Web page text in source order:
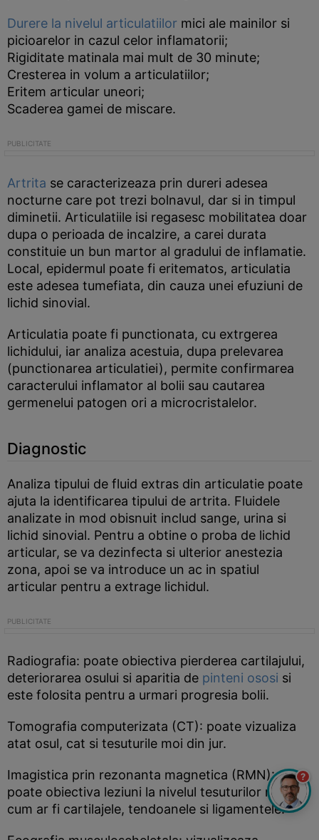
Durere la nivelul articulatiilor mici ale mainilor si
picioarelor in cazul celor inflamatorii;
Rigiditate matinala mai mult de 30 minute;
Cresterea in volum a articulatiilor;
Eritem articular uneori;
Scaderea gamei de miscare.
Artrita se caracterizeaza prin dureri adesea
nocturne care pot trezi bolnavul, dar si in timpul
diminetii. Articulatiile isi regasesc mobilitatea doar
dupa o perioada de incalzire, a carei durata
constituie un bun martor al gradului de inflamatie.
Local, epidermul poate fi eritematos, articulatia
este adesea tumefiata, din cauza unei efuziuni de
lichid sinovial.
Articulatia poate fi punctionata, cu extrgerea
lichidului, iar analiza acestuia, dupa prelevarea
(punctionarea articulatiei), permite confirmarea
caracterului inflamator al bolii sau cautarea
germenelui patogen ori a microcristalelor.
Diagnostic
Analiza tipului de fluid extras din articulatie poate
ajuta la identificarea tipului de artrita. Fluidele
analizate in mod obisnuit includ sange, urina si
lichid sinovial. Pentru a obtine o proba de lichid
articular, se va dezinfecta si ulterior anestezia
zona, apoi se va introduce un ac in spatiul
articular pentru a extrage lichidul.
Radiografia: poate obiectiva pierderea cartilajului,
deteriorarea osului si aparitia de pinteni ososi si
este folosita pentru a urmari progresia bolii.
Tomografia computerizata (CT): poate vizualiza
atat osul, cat si tesuturile moi din jur.
Imagistica prin rezonanta magnetica (RMN):
poate obiectiva leziuni la nivelul tesuturilor moi,
cum ar fi cartilajele, tendoanele si ligamentele.
?